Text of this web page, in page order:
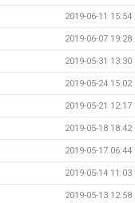
2019-06-11 15:54
2019-06-07 19:28
2019-05-31 13:30
2019-05-24 15:02
2019-05-21 12:17
2019-05-18 18:42
2019-05-17 06:44
2019-05-14 11:03
2019-05-13 12:58